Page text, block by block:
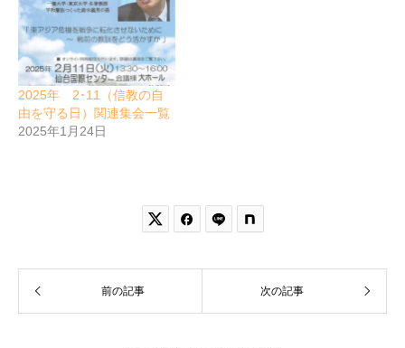
2025年 2･11（信教の自
由を守る日）関連集会一覧
2025年1月24日
 
前の記事 次の記事